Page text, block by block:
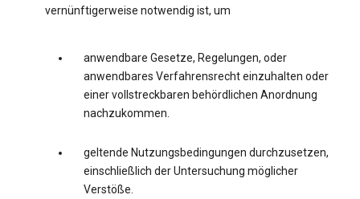
vernünftigerweise notwendig ist, um
anwendbare Gesetze, Regelungen, oder
anwendbares Verfahrensrecht einzuhalten oder
einer vollstreckbaren behördlichen Anordnung
nachzukommen.
geltende Nutzungsbedingungen durchzusetzen,
einschließlich der Untersuchung möglicher
Verstöße.